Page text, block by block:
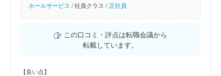
ホールサービス /社員クラス / 正社員
この口コミ・評点は転職会議から
転載しています。
【良い点】